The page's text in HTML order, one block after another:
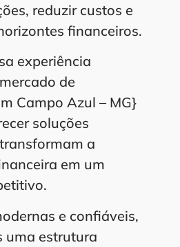
reduzir custos e
financeiros.
experiência
de
Campo Azul – MG}
soluções
a
em um
e confiáveis,
uma estrutura